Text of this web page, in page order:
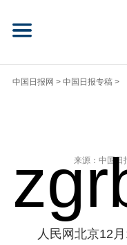
中国日报网 > 中国日报专稿 >
来源：中国日
人民网北京12